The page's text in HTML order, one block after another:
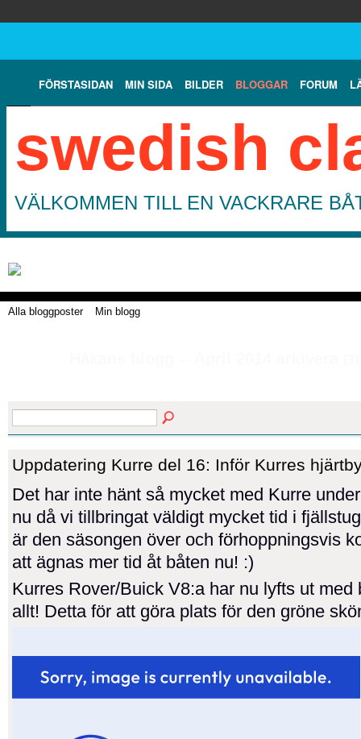
FÖRSTASIDAN MIN SIDA BILDER BLOGGAR FORUM
swedish
VÄLKOMMEN TILL EN VACKRARE
Alla bloggposter Min blogg
Uppdatering Kurre del 16: Inför Kurres
Det har inte hänt så mycket med Kurre
nu då vi tillbringat väldigt mycket tid i
är den säsongen över och förhoppningsvis
att ägnas mer tid åt båten nu! :)
Kurres Rover/Buick V8:a har nu lyfts ut med
allt! Detta för att göra plats för den gröne